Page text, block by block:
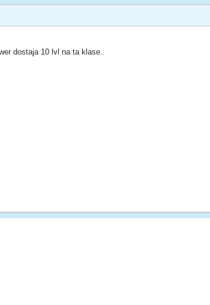
dostaja 10 lvl na ta klase..